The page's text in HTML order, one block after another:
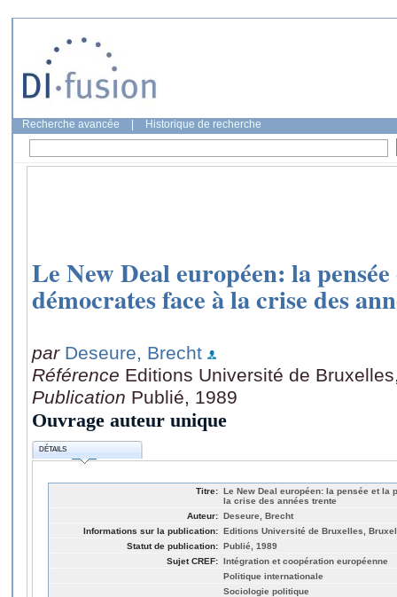
Recherche avancée Historique de recherche
Le New Deal européen: la
démocrates face à la crise des
par Deseure, Brecht
Référence Editions Université de
Publication Publié, 1989
Ouvrage auteur unique
DÉTAILS
Titre: Le New Deal européen: la pensée et
la crise des années trente
Auteur: Deseure, Brecht
Informations sur la publication: Editions Université de Bruxelles,
Statut de publication: Publié, 1989
Sujet CREF: Intégration et coopération européenne
Politique internationale
Sociologie politique